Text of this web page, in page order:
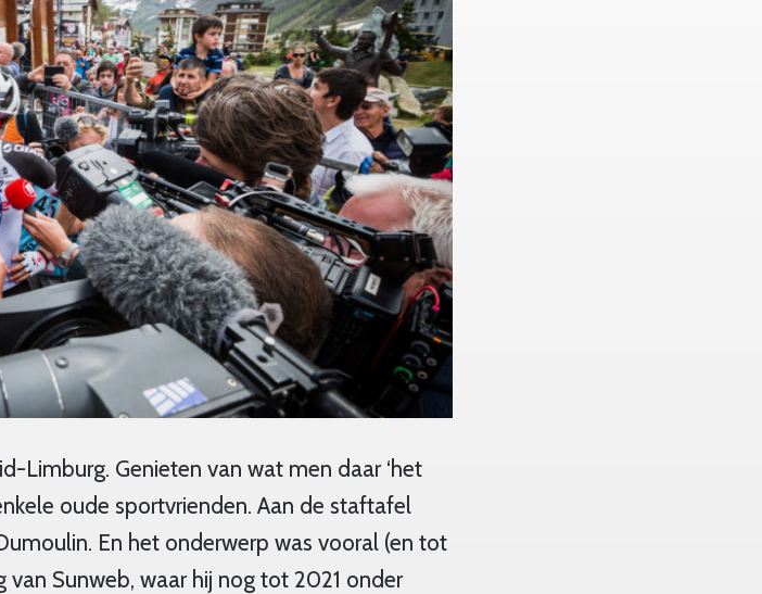
Limburg. Genieten van wat men daar ‘het
oude sportvrienden. Aan de staftafel
En het onderwerp was vooral (en tot
van Sunweb, waar hij nog tot 2021 onder